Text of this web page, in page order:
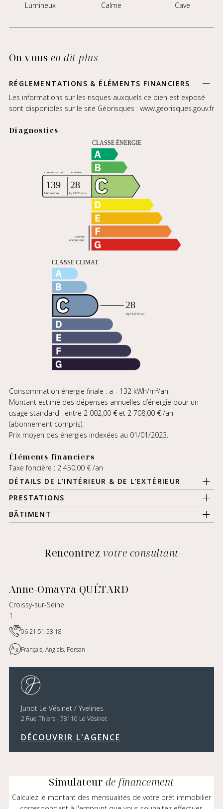
Lumineux Calme Cave
On vous en dit plus
RÉGLEMENTATIONS & ÉLÉMENTS FINANCIERS
Les informations sur les risques auxquels ce bien est exposé
sont disponibles sur le site Géorisques : www.georisques.gouv.fr
Diagnostics
Consommation énergie finale : a - 132 kWh/m²/an.
Montant estimé des dépenses annuelles d’énergie pour un
usage standard : entre 2 002,00 € et 2 708,00 € /an
(abonnement compris).
Prix moyen des énergies indexées au 01/01/2023.
Éléments financiers
Taxe foncière : 2 450,00 € /an
DÉTAILS DE L’INTÉRIEUR & DE L’EXTÉRIEUR
PRESTATIONS
BÂTIMENT
Rencontrez votre consultant
Anne-Omayra QUÉTARD
Croissy-sur-Seine
1
06 21 51 58 18
Français, Anglais, Persan
Junot Le Vésinet / Yvelines
2 Rue Thiers - 78110 Le Vésinet
DÉCOUVRIR L'AGENCE
Simulateur de financement
Calculez le montant des mensualités de votre prêt immobilier